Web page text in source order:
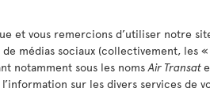
et vous remercions d’utiliser notre
médias sociaux (collectivement, les «
notamment sous les nomsAir Transat
sur les divers services de